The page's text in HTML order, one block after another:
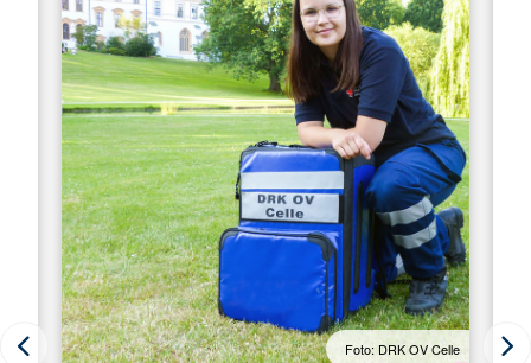
Foto: DRK OV Celle